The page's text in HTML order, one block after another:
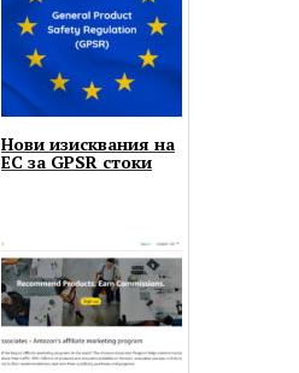
Нови изисквания на
ЕС за GPSR стоки